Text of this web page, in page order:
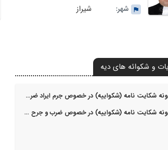
شهر: شیراز
و شکوائه های دیه
شکایت نامه (شکواییه) در خصوص جرم ایراد ضرب و جرح همسر
شکایت نامه (شکواییه) در خصوص ضرب و جرح در خیابان